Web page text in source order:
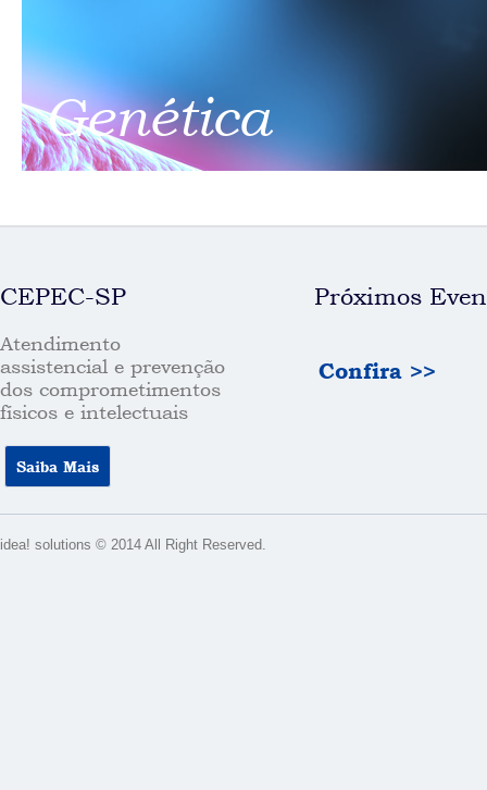
Genética
CEPEC-SP
Atendimento
assistencial e prevenção
dos comprometimentos
físicos e intelectuais
Saiba Mais
Próximos
Confira >>
idea! solutions © 2014 All Right Reserved.